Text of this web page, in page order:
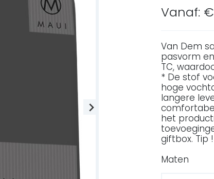
Vanaf:
Van Dem
pasvorm
TC,
* De stof
hoge
langere
het
giftbox. Tip
Maten